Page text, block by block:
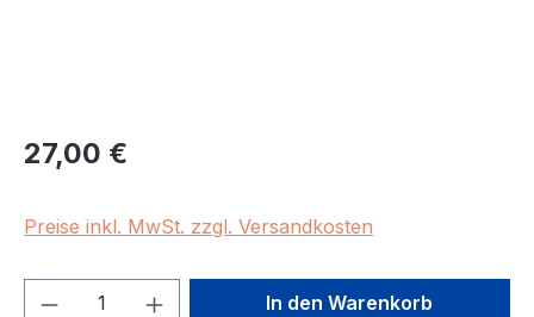
Regulärer Preis:
27,00 €
Preise inkl. MwSt. zzgl. Versandkosten
Produkt Anzahl: Gib denIn den Warenkorb